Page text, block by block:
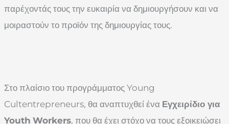
παρέχοντάς τους την ευκαιρία να δημιουργήσουν και να
μοιραστούν το προϊόν της δημιουργίας τους.
Στο πλαίσιο του προγράμματος Young
Cultentrepreneurs, θα αναπτυχθεί ένα Εγχειρίδιο για
Youth Workers, που θα έχει στόχο να τους εξοικειώσει